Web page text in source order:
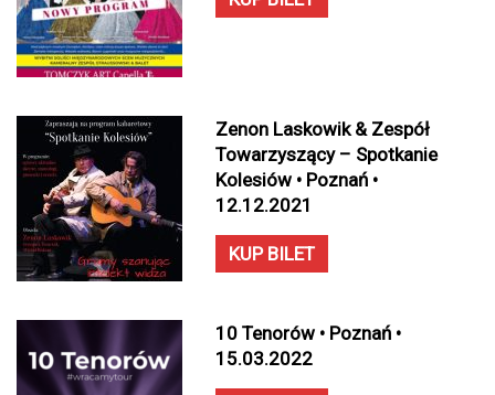
Zenon Laskowik & Zespół
Towarzyszący – Spotkanie
Kolesiów • Poznań •
12.12.2021
KUP BILET
10 Tenorów • Poznań •
15.03.2022